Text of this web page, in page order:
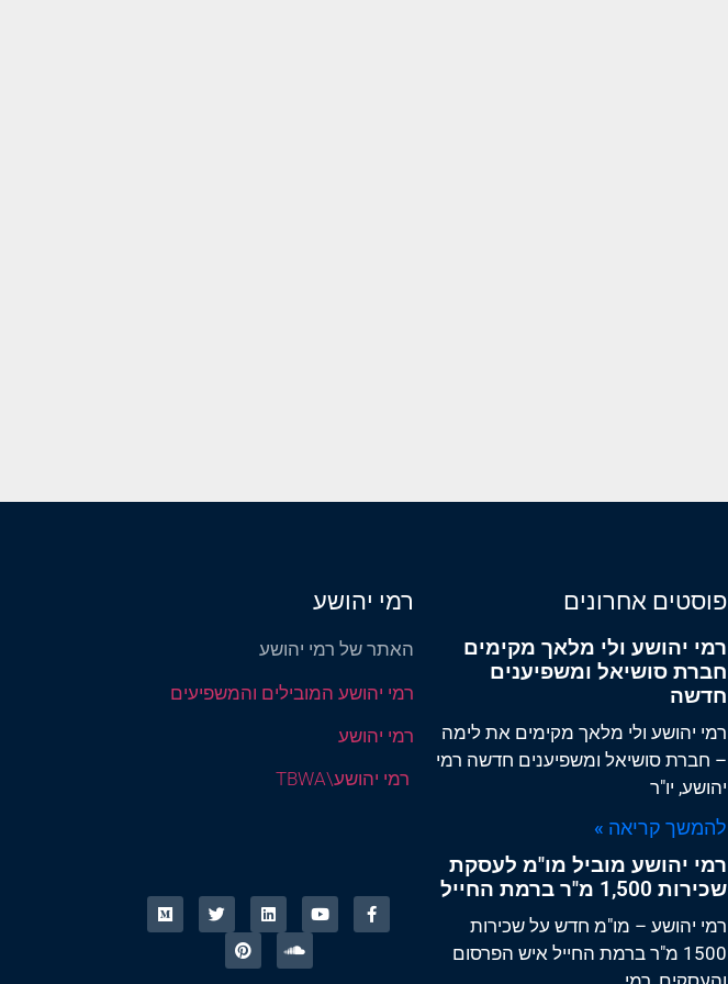
פוסטים אחרונים
רמי יהושע ולי מלאך מקימים
חברת סושיאל ומשפיענים
חדשה
רמי יהושע ולי מלאך מקימים את לימה
– חברת סושיאל ומשפיענים חדשה רמי
יהושע, יו"ר
להמשך קריאה »
רמי יהושע מוביל מו"מ לעסקת
שכירות 1,500 מ"ר ברמת החייל
רמי יהושע – מו"מ חדש על שכירות
1500 מ"ר ברמת החייל איש הפרסום
רמי יהושע
האתר של רמי יהושע
רמי יהושע המובילים והמשפיעים
רמי יהושע